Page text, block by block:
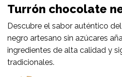
Turrón chocolate
Descubre el sabor auténtico
negro artesano sin azúcares
ingredientes de alta calidad y
tradicionales.